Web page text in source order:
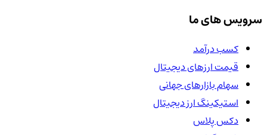
سرویس های ما
کسب درآمد
قیمت ارزهای دیجیتال
سهام بازارهای جهانی
استیکینگ ارز دیجیتال
دکس پلاس